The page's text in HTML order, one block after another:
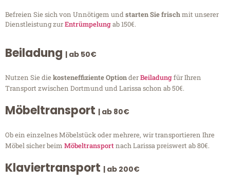
Befreien Sie sich von Unnötigem undstarten Sie frischmit unserer
Dienstleistung zurEntrümpelungab 150€.
Beiladung | ab 50€
Nutzen Sie diekosteneffiziente OptionderBeiladungfür Ihren
Transport zwischen Dortmund und Larissa schon ab 50€.
Möbeltransport | ab 80€
Ob ein einzelnes Möbelstück oder mehrere, wir transportieren Ihre
Möbel sicher beim Möbeltransportnach Larissa preiswert ab 80€.
Klaviertransport | ab 200€